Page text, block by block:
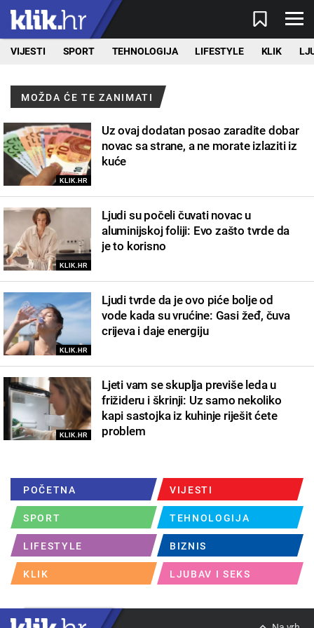
VIJESTI SPORT TEHNOLOGIJA LIFESTYLE KLIK
MOŽDA ĆE TE ZANIMATI
KLIK.HR
Uz ovaj dodatan posao zaradite dobar
novac sa strane, a ne morate izlaziti iz
kuće
KLIK.HR
Ljudi su počeli čuvati novac u
aluminijskoj foliji: Evo zašto tvrde da
je to korisno
KLIK.HR
Ljudi tvrde da je ovo piće bolje od
vode kada su vrućine: Gasi žeđ, čuva
crijeva i daje energiju
KLIK.HR
Ljeti vam se skuplja previše leda u
frižideru i škrinji: Uz samo nekoliko
kapi sastojka iz kuhinje riješit ćete
problem
POČETNA VIJESTI
SPORT TEHNOLOGIJA
LIFESTYLE BIZNIS
KLIK LJUBAV I SEKS